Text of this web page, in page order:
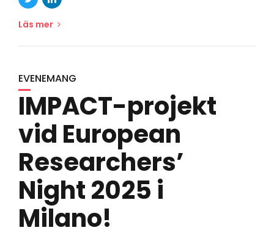
Läs mer
EVENEMANG
IMPACT-projekt
vid European
Researchers’
Night 2025 i
Milano!